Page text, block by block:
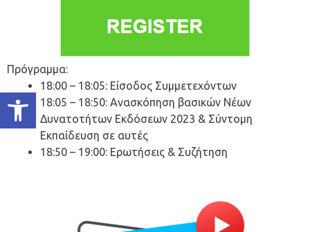
Ανοίξτε τη γραμμή εργαλείων
Πρόγραμμα:
18:00 – 18:05: Είσοδος Συμμετεχόντων
18:05 – 18:50: Ανασκόπηση βασικών Νέων
Δυνατοτήτων Εκδόσεων 2023 & Σύντομη
Εκπαίδευση σε αυτές
18:50 – 19:00: Ερωτήσεις & Συζήτηση